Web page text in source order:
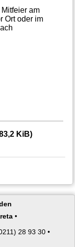
am
Ort oder im
KiB)
•
28 93 30 •